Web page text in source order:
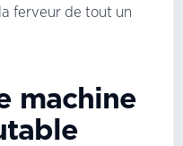
ferveur de tout un
machine